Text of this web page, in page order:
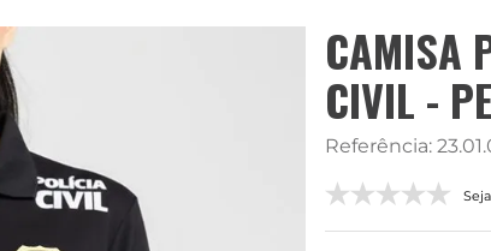
CAMISA
CIVIL -
Referência: